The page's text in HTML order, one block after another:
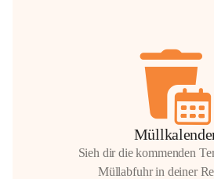
Sieh dir die kommenden
Müllabfuhr in deiner